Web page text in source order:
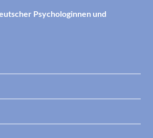
Psychologinnen und